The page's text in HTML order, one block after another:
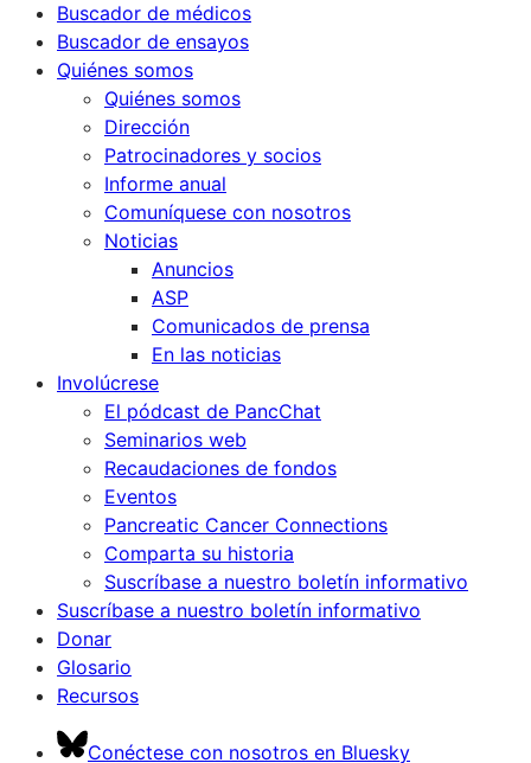
Buscador de médicos
Buscador de ensayos
Quiénes somos
Quiénes somos
Dirección
Patrocinadores y socios
Informe anual
Comuníquese con nosotros
Noticias
Anuncios
ASP
Comunicados de prensa
En las noticias
Involúcrese
El pódcast de PancChat
Seminarios web
Recaudaciones de fondos
Eventos
Pancreatic Cancer Connections
Comparta su historia
Suscríbase a nuestro boletín informativo
Suscríbase a nuestro boletín informativo
Donar
Glosario
Recursos
Conéctese con nosotros en Bluesky